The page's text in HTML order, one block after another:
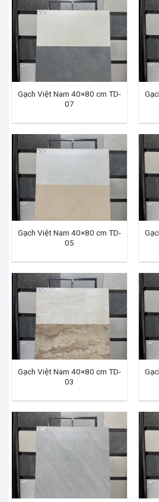
Gạch Việt Nam 40×80 cm TD-
07
Gạch Việt Nam 40×80 cm TD-
05
Gạch Việt Nam 40×80 cm TD-
03